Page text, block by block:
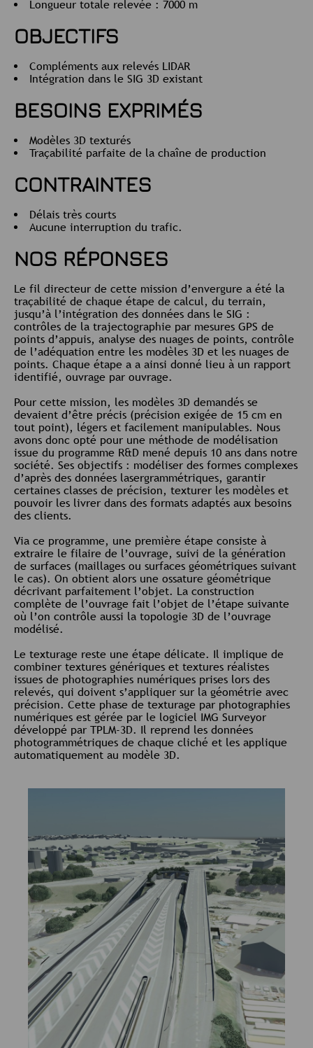
Longueur totale relevée : 7000 m
OBJECTIFS
Compléments aux relevés LIDAR
Intégration dans le SIG 3D existant
BESOINS EXPRIMÉS
Modèles 3D texturés
Traçabilité parfaite de la chaîne de production
CONTRAINTES
Délais très courts
Aucune interruption du trafic.
NOS RÉPONSES
Le fil directeur de cette mission d’envergure a été la
traçabilité de chaque étape de calcul, du terrain,
jusqu’à l’intégration des données dans le SIG :
contrôles de la trajectographie par mesures GPS de
points d’appuis, analyse des nuages de points, contrôle
de l’adéquation entre les modèles 3D et les nuages de
points. Chaque étape a a ainsi donné lieu à un rapport
identifié, ouvrage par ouvrage.
Pour cette mission, les modèles 3D demandés se
devaient d’être précis (précision exigée de 15 cm en
tout point), légers et facilement manipulables. Nous
avons donc opté pour une méthode de modélisation
issue du programme R&D mené depuis 10 ans dans notre
société. Ses objectifs : modéliser des formes complexes
d’après des données lasergrammétriques, garantir
certaines classes de précision, texturer les modèles et
pouvoir les livrer dans des formats adaptés aux besoins
des clients.
Via ce programme, une première étape consiste à
extraire le filaire de l’ouvrage, suivi de la génération
de surfaces (maillages ou surfaces géométriques suivant
le cas). On obtient alors une ossature géométrique
décrivant parfaitement l’objet. La construction
complète de l’ouvrage fait l’objet de l’étape suivante
où l’on contrôle aussi la topologie 3D de l’ouvrage
modélisé.
Le texturage reste une étape délicate. Il implique de
combiner textures génériques et textures réalistes
issues de photographies numériques prises lors des
relevés, qui doivent s’appliquer sur la géométrie avec
précision. Cette phase de texturage par photographies
numériques est gérée par le logiciel IMG Surveyor
développé par TPLM-3D. Il reprend les données
photogrammétriques de chaque cliché et les applique
automatiquement au modèle 3D.